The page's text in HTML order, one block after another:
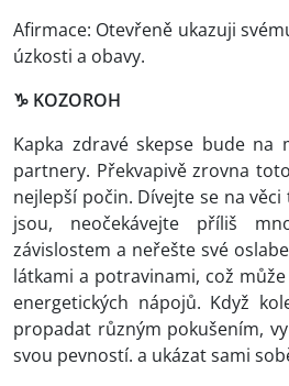
Afirmace: Otevřeně ukazuji
úzkosti a obavy.
♑ KOZOROH
Kapka zdravé skepse bude na
partnery. Překvapivě zrovna
nejlepší počin. Dívejte se na
jsou, neočekávejte příliš
závislostem a neřešte své
látkami a potravinami, což
energetických nápojů. Když
propadat různým pokušením,
svou pevností. a ukázat sami